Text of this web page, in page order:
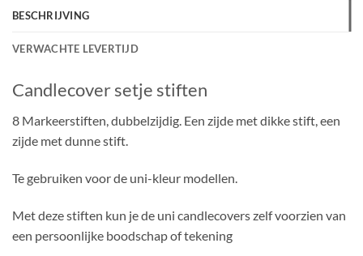
BESCHRIJVING
VERWACHTE LEVERTIJD
Candlecover setje stiften
8 Markeerstiften, dubbelzijdig. Een zijde met dikke stift, een
zijde met dunne stift.
Te gebruiken voor de uni-kleur modellen.
Met deze stiften kun je de uni candlecovers zelf voorzien van
een persoonlijke boodschap of tekening